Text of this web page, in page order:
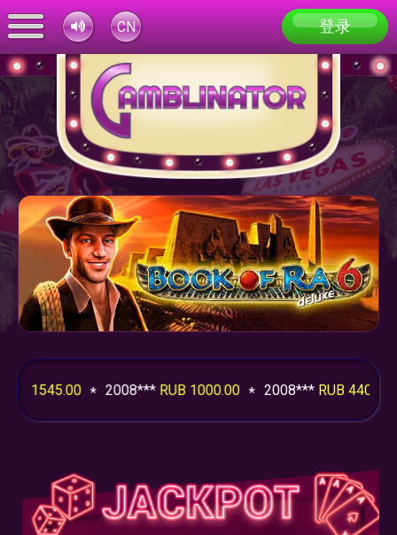
CN 登录
2008***RUB 1000.00 2008***RUB 4403.00